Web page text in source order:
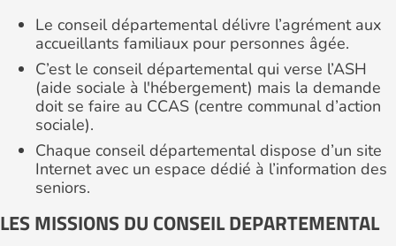
Le conseil départemental délivre l’agrément aux
accueillants familiaux pour personnes âgée.
C’est le conseil départemental qui verse l’ASH
(aide sociale à l'hébergement) mais la demande
doit se faire au CCAS (centre communal d’action
sociale).
Chaque conseil départemental dispose d’un site
Internet avec un espace dédié à l’information des
seniors.
LES MISSIONS DU CONSEIL DEPARTEMENTAL